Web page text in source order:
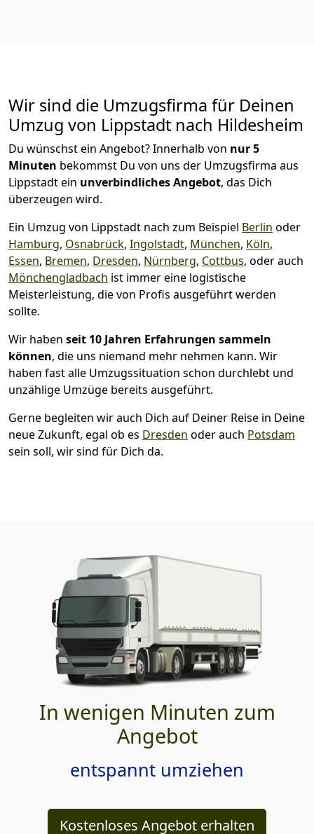
Wir sind die Umzugsfirma für Deinen
Umzug von Lippstadt nach Hildesheim
Du wünschst ein Angebot? Innerhalb von nur 5
Minuten bekommst Du von uns der Umzugsfirma aus
Lippstadt ein unverbindliches Angebot, das Dich
überzeugen wird.
Ein Umzug von Lippstadt nach zum Beispiel Berlin oder
Hamburg, Osnabrück, Ingolstadt, München, Köln,
Essen, Bremen, Dresden, Nürnberg, Cottbus, oder auch
Mönchen­gladbach ist immer eine logistische
Meisterleistung, die von Profis ausgeführt werden
sollte.
Wir haben seit 10 Jahren Erfahrungen sammeln
können, die uns niemand mehr nehmen kann. Wir
haben fast alle Umzugssituation schon durchlebt und
unzählige Umzüge bereits ausgeführt.
Gerne begleiten wir auch Dich auf Deiner Reise in Deine
neue Zukunft, egal ob es Dresden oder auch Potsdam
sein soll, wir sind für Dich da.
In wenigen Minuten zum
Angebot
entspannt umziehen
Kostenloses Angebot erhalten